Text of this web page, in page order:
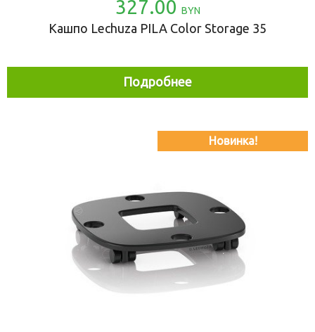
327.00 BYN
Кашпо Lechuza PILA Color Storage 35
Подробнее
Новинка!